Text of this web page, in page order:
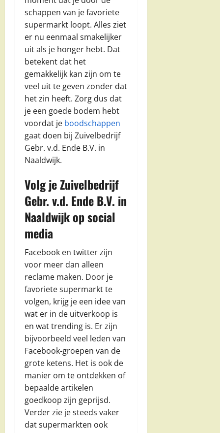
schappen van je favoriete
supermarkt loopt. Alles ziet
er nu eenmaal smakelijker
uit als je honger hebt. Dat
betekent dat het
gemakkelijk kan zijn om te
veel uit te geven zonder dat
het zin heeft. Zorg dus dat
je een goede bodem hebt
voordat je boodschappen
gaat doen bij Zuivelbedrijf
Gebr. v.d. Ende B.V. in
Naaldwijk.
Volg je Zuivelbedrijf
Gebr. v.d. Ende B.V. in
Naaldwijk op social
media
Facebook en twitter zijn
voor meer dan alleen
reclame maken. Door je
favoriete supermarkt te
volgen, krijg je een idee van
wat er in de uitverkoop is
en wat trending is. Er zijn
bijvoorbeeld veel leden van
Facebook-groepen van de
grote ketens. Het is ook de
manier om te ontdekken of
bepaalde artikelen
goedkoop zijn geprijsd.
Verder zie je steeds vaker
dat supermarkten ook